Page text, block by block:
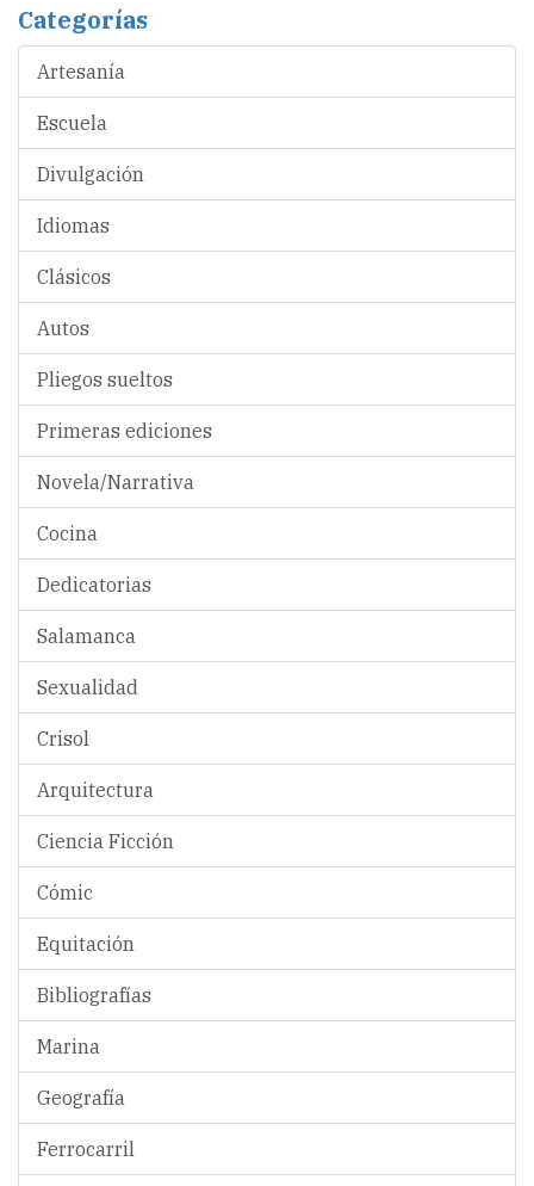
Categorías
Artesanía
Escuela
Divulgación
Idiomas
Clásicos
Autos
Pliegos sueltos
Primeras ediciones
Novela/Narrativa
Cocina
Dedicatorias
Salamanca
Sexualidad
Crisol
Arquitectura
Ciencia Ficción
Cómic
Equitación
Bibliografías
Marina
Geografía
Ferrocarril